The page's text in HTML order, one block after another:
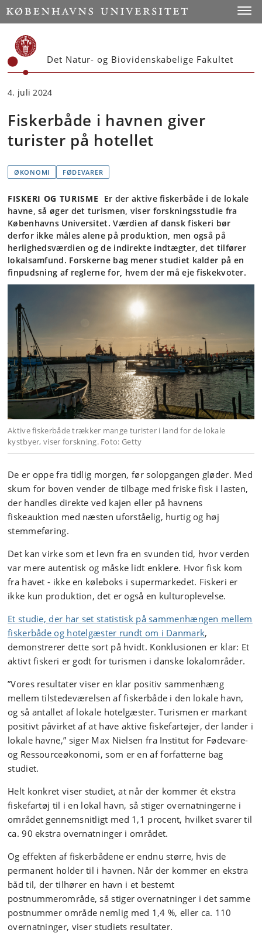
Start
Det Natur- og Biovidenskabelige Fakultet
4. juli 2024
Fiskerbåde i havnen giver
turister på hotellet
ØKONOMI FØDEVARER
FISKERI OG TURISME
Er der aktive fiskerbåde i de lokale
havne, så øger det turismen, viser forskningsstudie fra
Københavns Universitet. Værdien af dansk fiskeri bør
derfor ikke måles alene på produktion, men også på
herlighedsværdien og de indirekte indtægter, det tilfører
lokalsamfund. Forskerne bag mener studiet kalder på en
finpudsning af reglerne for, hvem der må eje fiskekvoter.
Aktive fiskerbåde trækker mange turister i land for de lokale
kystbyer, viser forskning. Foto: Getty
De er oppe fra tidlig morgen, før solopgangen gløder. Med
skum for boven vender de tilbage med friske fisk i lasten,
der handles direkte ved kajen eller på havnens
fiskeauktion med næsten uforståelig, hurtig og høj
stemmeføring.
Det kan virke som et levn fra en svunden tid, hvor verden
var mere autentisk og måske lidt enklere. Hvor fisk kom
fra havet - ikke en køleboks i supermarkedet. Fiskeri er
ikke kun produktion, det er også en kulturoplevelse.
Et studie, der har set statistisk på sammenhængen mellem
fiskerbåde og hotelgæster rundt om i Danmark,
demonstrerer dette sort på hvidt. Konklusionen er klar: Et
aktivt fiskeri er godt for turismen i danske lokalområder.
”Vores resultater viser en klar positiv sammenhæng
mellem tilstedeværelsen af fiskerbåde i den lokale havn,
og så antallet af lokale hotelgæster. Turismen er markant
positivt påvirket af at have aktive fiskefartøjer, der lander i
lokale havne,” siger Max Nielsen fra Institut for Fødevare-
og Ressourceøkonomi, som er en af forfatterne bag
studiet.
Helt konkret viser studiet, at når der kommer ét ekstra
fiskefartøj til i en lokal havn, så stiger overnatningerne i
området gennemsnitligt med 1,1 procent, hvilket svarer til
ca. 90 ekstra overnatninger i området.
Og effekten af fiskerbådene er endnu større, hvis de
permanent holder til i havnen. Når der kommer en ekstra
båd til, der tilhører en havn i et bestemt
postnummerområde, så stiger overnatninger i det samme
postnummer område nemlig med 1,4 %, eller ca. 110
overnatninger, viser studiets resultater.